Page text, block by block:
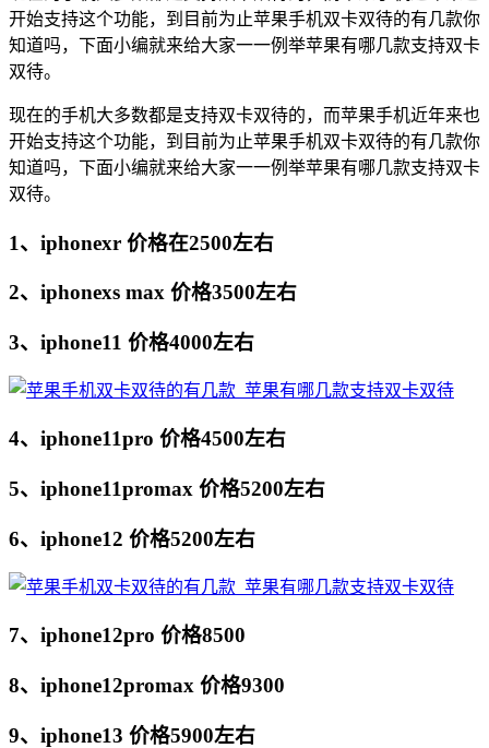
开始支持这个功能，到目前为止苹果手机双卡双待的有几款你
知道吗，下面小编就来给大家一一例举苹果有哪几款支持双卡
双待。
现在的手机大多数都是支持双卡双待的，而苹果手机近年来也
开始支持这个功能，到目前为止苹果手机双卡双待的有几款你
知道吗，下面小编就来给大家一一例举苹果有哪几款支持双卡
双待。
1、iphonexr 价格在2500左右
2、iphonexs max 价格3500左右
3、iphone11 价格4000左右
4、iphone11pro 价格4500左右
5、iphone11promax 价格5200左右
6、iphone12 价格5200左右
7、iphone12pro 价格8500
8、iphone12promax 价格9300
9、iphone13 价格5900左右